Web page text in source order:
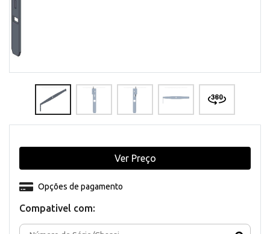
Compativel com:
Opções de pagamento
Ver Preço